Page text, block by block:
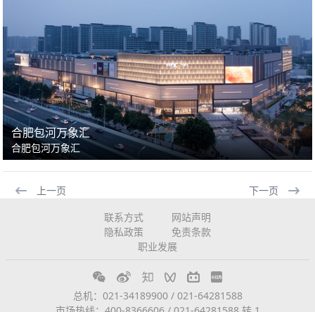
合肥包河万象汇
合肥包河万象汇
上一页
下一页
联系方式
网站声明
隐私政策
免责条款
职业发展
总机：021-34189900 / 021-64281588